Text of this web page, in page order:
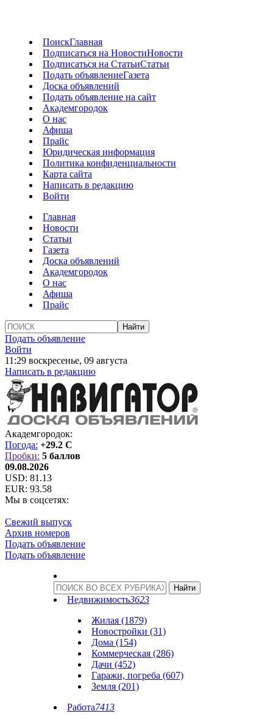
ПоискГлавная
Подписаться на НовостиНовости
Подписаться на СтатьиСтатьи
Подать объявлениеГазета
Доска объявлений
Подать объявление на сайт
Академгородок
О нас
Афиша
Прайс
Юридическая информация
Политика конфиденциальности
Карта сайта
Написать в редакцию
Войти
Главная
Новости
Статьи
Газета
Доска объявлений
Академгородок
О нас
Афиша
Прайс
Подать объявление
Войти
11:29 воскресенье, 09 августа
Написать в редакцию
Академгородок:
Погода: +29.2 C
Пробки: 5 баллов
09.08.2026
USD: 81.13
EUR: 93.58
Мы в соцсетях:
Свежий выпуск
Архив номеров
Подать объявление
Подать объявление
Недвижимость3623
Жилая (1879)
Новостройки (31)
Дома (154)
Коммерческая (286)
Дачи (452)
Гаражи, погреба (607)
Земля (201)
Работа7413